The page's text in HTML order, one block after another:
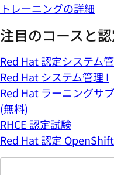
トレーニングの詳細
注目のコースと
Red Hat 認定システム
Red Hat システム管理 I
Red Hat ラーニングサ
(無料)
RHCE 認定試験
Red Hat 認定